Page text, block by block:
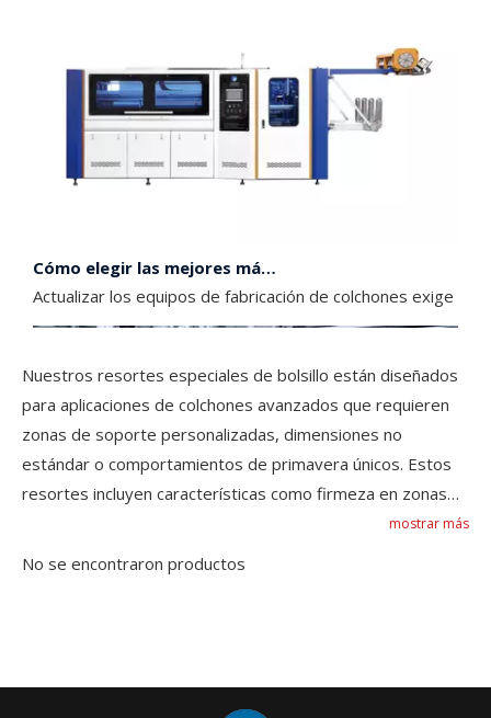
Actualizar los equipos de fabricación de colchones exige
Nuestros resortes especiales de bolsillo están diseñados
para aplicaciones de colchones avanzados que requieren
zonas de soporte personalizadas, dimensiones no
estándar o comportamientos de primavera únicos. Estos
resortes incluyen características como firmeza en zonas
múltiples, bobinas de borde reforzado, mini bobinas para
para colchones ortopédicos, ropa de cama de hotel
mostrar más
No se encontraron productos